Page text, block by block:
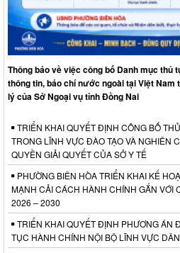
Thông báo về việc công bố Danh mục thủ
thông tin, báo chí nước ngoài tại Việt
lý của Sở Ngoại vụ tỉnh Đồng Nai
TRIỂN KHAI QUYẾT ĐỊNH CÔNG BỐ
TRONG LĨNH VỰC ĐÀO TẠO VÀ NGHIÊN
QUYỀN GIẢI QUYẾT CỦA SỞ Y TẾ
PHƯỜNG BIÊN HÒA TRIỂN KHAI KẾ
MẠNH CẢI CÁCH HÀNH CHÍNH GẮN VỚI
2026 – 2030
TRIỂN KHAI QUYẾT ĐỊNH PHƯƠNG ÁN
TỤC HÀNH CHÍNH NỘI BỘ LĨNH VỰC